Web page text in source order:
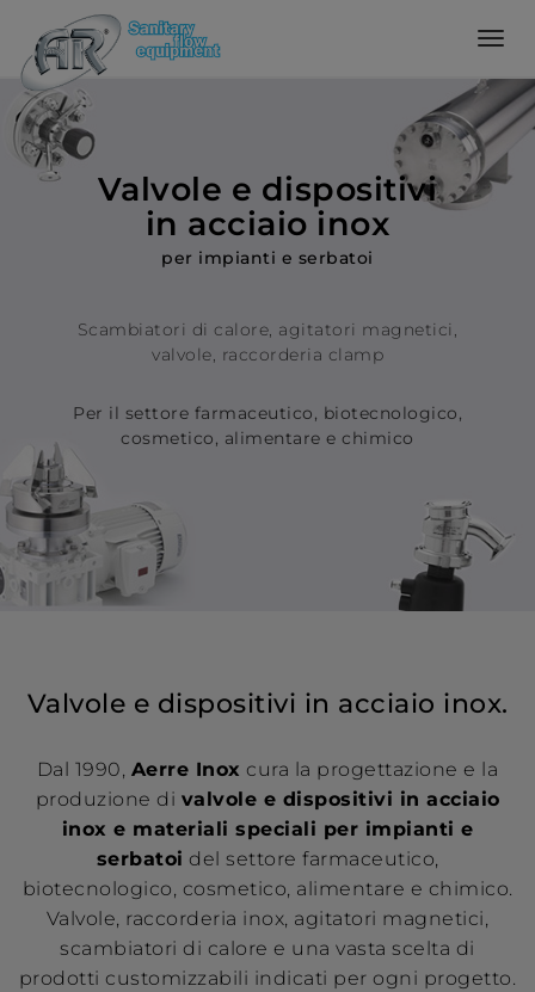
Language
Home
Prodotti
Configuratore
Qualità
Rete di
vendita
Area
riservata
Valvole e dispositivi
in acciaio inox
per impianti e serbatoi
Scambiatori di calore, agitatori magnetici,
valvole, raccorderia clamp
Per il settore farmaceutico, biotecnologico,
cosmetico, alimentare e chimico
Valvole e dispositivi in acciaio inox.
Dal 1990, Aerre Inox cura la progettazione e la
produzione di valvole e dispositivi in acciaio
inox e materiali speciali per impianti e
serbatoi del settore farmaceutico,
biotecnologico, cosmetico, alimentare e chimico.
Valvole, raccorderia inox, agitatori magnetici,
scambiatori di calore e una vasta scelta di
prodotti customizzabili indicati per ogni progetto.